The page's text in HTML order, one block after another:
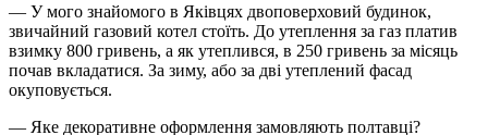
— У мого знайомого в Яківцях двоповерховий будинок,
звичайний газовий котел стоїть. До утеплення за газ платив
взимку 800 гривень, а як утеплився, в 250 гривень за місяць
почав вкладатися. За зиму, або за дві утеплений фасад
окуповується.
— Яке декоративне оформлення замовляють полтавці?